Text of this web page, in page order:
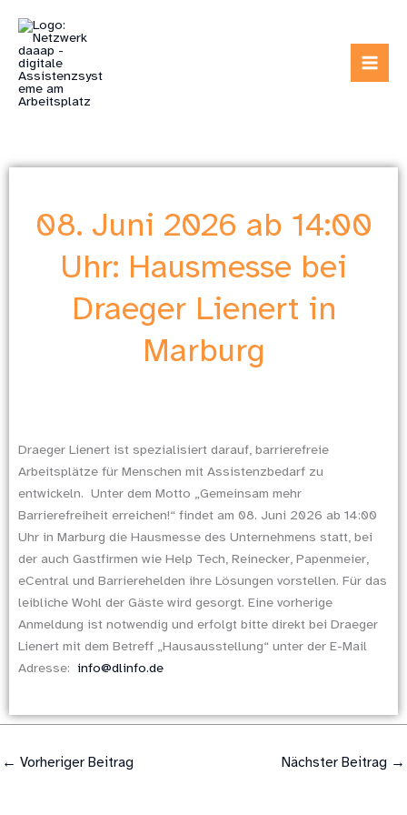
Inhalt
springen
08. Juni 2026 ab 14:00
Uhr: Hausmesse bei
Draeger Lienert in
Marburg
Draeger Lienert ist spezialisiert darauf, barrierefreie
Arbeitsplätze für Menschen mit Assistenzbedarf zu
entwickeln. Unter dem Motto „Gemeinsam mehr
Barrierefreiheit erreichen!“ findet am 08. Juni 2026 ab 14:00
Uhr in Marburg die Hausmesse des Unternehmens statt, bei
der auch Gastfirmen wie Help Tech, Reinecker, Papenmeier,
eCentral und Barrierehelden ihre Lösungen vorstellen. Für das
leibliche Wohl der Gäste wird gesorgt. Eine vorherige
Anmeldung ist notwendig und erfolgt bitte direkt bei Draeger
Lienert mit dem Betreff „Hausausstellung“ unter der E-Mail
Adresse: info@dlinfo.de
← Vorheriger Beitrag Nächster Beitrag →